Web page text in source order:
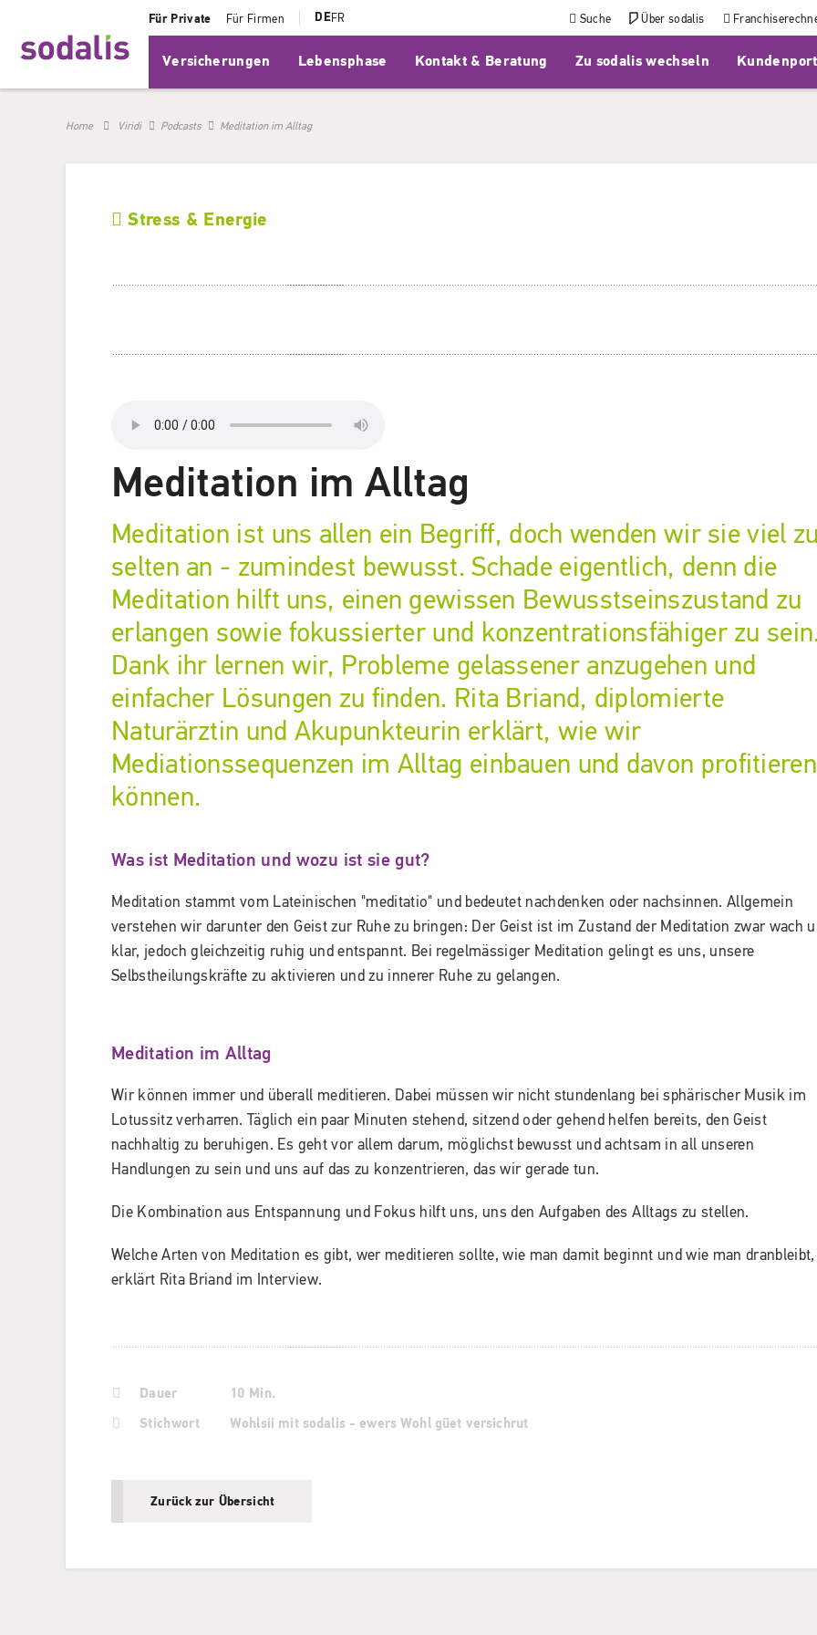
Für Private Für Firmen DEFR Suche Über sodalis
Versicherungen Lebensphase Kontakt & Beratung Zu sodalis wechseln
Home Viridi Podcasts Meditation im Alltag
Stress & Energie
Meditation im Alltag
Meditation ist uns allen ein Begriff, doch wenden wir sie viel
selten an - zumindest bewusst. Schade eigentlich, denn die
Meditation hilft uns, einen gewissen Bewusstseinszustand zu
erlangen sowie fokussierter und konzentrationsfähiger zu
Dank ihr lernen wir, Probleme gelassener anzugehen und
einfacher Lösungen zu finden. Rita Briand, diplomierte
Naturärztin und Akupunkteurin erklärt, wie wir
Mediationssequenzen im Alltag einbauen und davon profitieren
können.
Was ist Meditation und wozu ist sie gut?
Meditation stammt vom Lateinischen "meditatio" und bedeutet nachdenken oder nachsinnen. Allgemein
verstehen wir darunter den Geist zur Ruhe zu bringen: Der Geist ist im Zustand der Meditation zwar wach
klar, jedoch gleichzeitig ruhig und entspannt. Bei regelmässiger Meditation gelingt es uns, unsere
Selbstheilungskräfte zu aktivieren und zu innerer Ruhe zu gelangen.
Meditation im Alltag
Wir können immer und überall meditieren. Dabei müssen wir nicht stundenlang bei sphärischer Musik im
Lotussitz verharren. Täglich ein paar Minuten stehend, sitzend oder gehend helfen bereits, den Geist
nachhaltig zu beruhigen. Es geht vor allem darum, möglichst bewusst und achtsam in all unseren
Handlungen zu sein und uns auf das zu konzentrieren, das wir gerade tun.
Die Kombination aus Entspannung und Fokus hilft uns, uns den Aufgaben des Alltags zu stellen.
Welche Arten von Meditation es gibt, wer meditieren sollte, wie man damit beginnt und wie man dranbleibt,
erklärt Rita Briand im Interview.
Dauer
10 Min.
Stichwort
Wohlsii mit sodalis - ewers Wohl güet versichrut
Zurück zur Übersicht